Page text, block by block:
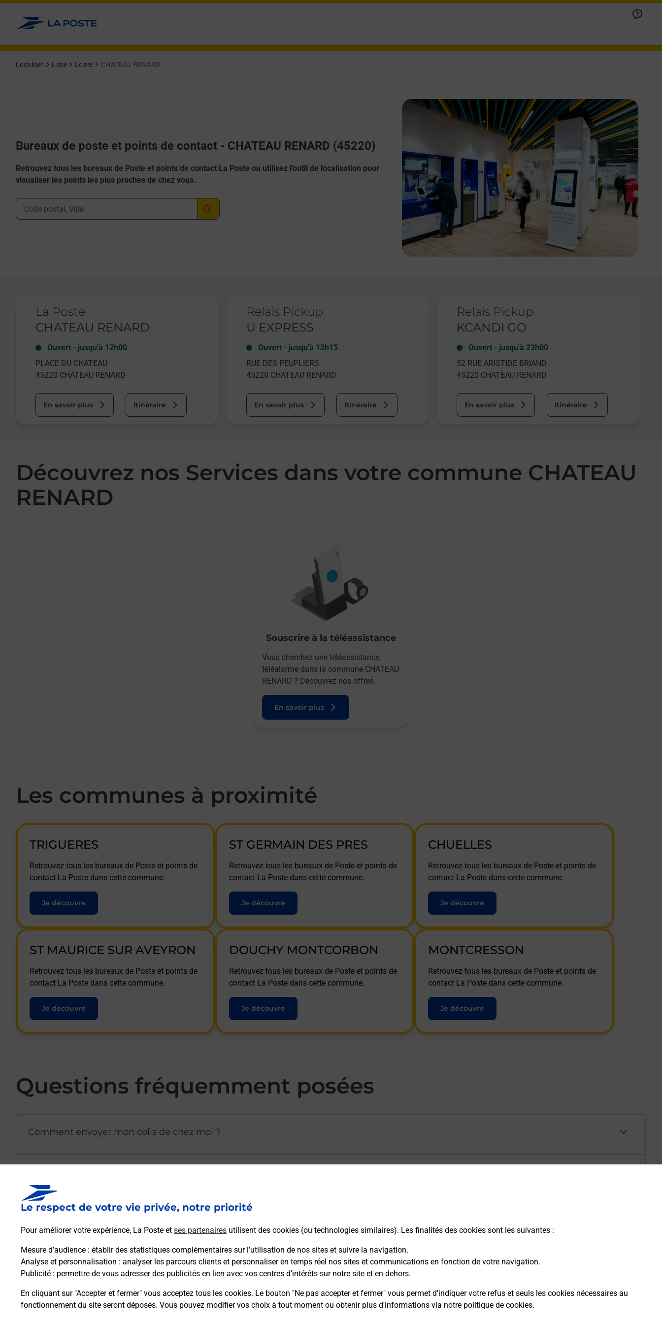
Le respect de votre vie privée, notre priorité
Pour améliorer votre expérience, La Poste et ses partenaires utilisent des cookies (ou technologies similaires). Les finalités des cookies sont les suivantes :
Mesure d’audience : établir des statistiques complémentaires sur l’utilisation de nos sites et suivre la navigation.
Analyse et personnalisation : analyser les parcours clients et personnaliser en temps réel nos sites et communications en fonction de votre navigation.
Publicité : permettre de vous adresser des publicités en lien avec vos centres d’intérêts sur notre site et en dehors.
En cliquant sur "Accepter et fermer" vous acceptez tous les cookies. Le bouton "Ne pas accepter et fermer" vous permet d'indiquer votre refus et seuls les cookies nécessaires au
fonctionnement du site seront déposés. Vous pouvez modifier vos choix à tout moment ou obtenir plus d'informations via notre politique de cookies.
Allez au contenu
Localiser Liste Loiret CHATEAU RENARD
Bureaux de poste et points de contact - CHATEAU RENARD (45220)
Retrouvez tous les bureaux de Poste et points de contact La Poste ou utilisez l'outil de localisation pour
visualiser les points les plus proches de chez vous.
Ville, Département, Code Postal
La Poste
CHATEAU RENARD
Ouvert - jusqu'à 12h00
PLACE DU CHATEAU
45220 CHATEAU RENARD
En savoir plus Itinéraire
Relais Pickup
U EXPRESS
Ouvert- jusqu'à 12h15
RUE DES PEUPLIERS
45220 CHATEAU RENARD
En savoir plus Itinéraire
Relais Pickup
KCANDI GO
Ouvert - jusqu'à 23h00
52 RUE ARISTIDE BRIAND
45220 CHATEAU RENARD
En savoir plus Itinéraire
Découvrez nos Services dans votre commune CHATEAU
RENARD
Souscrire à la téléassistance
Vous cherchez une téléassistance,
téléalarme dans la commune CHATEAU
RENARD ? Découvrez nos offres.
En savoir plus
Les communes à proximité
TRIGUERES
Retrouvez tous les bureaux de Poste et points de
contact La Poste dans cette commune.
Je découvre
ST GERMAIN DES PRES
Retrouvez tous les bureaux de Poste et points de
contact La Poste dans cette commune.
Je découvre
CHUELLES
Retrouvez tous les bureaux de Poste et points de
contact La Poste dans cette commune.
Je découvre
ST MAURICE SUR AVEYRON
Retrouvez tous les bureaux de Poste et points de
contact La Poste dans cette commune.
Je découvre
DOUCHY MONTCORBON
Retrouvez tous les bureaux de Poste et points de
contact La Poste dans cette commune.
Je découvre
MONTCRESSON
Retrouvez tous les bureaux de Poste et points de
contact La Poste dans cette commune.
Je découvre
Questions fréquemment posées
Comment envoyer mon colis de chez moi ?
Afficher ou masquer la réponse
Afficher ou masquer la réponse
Comment demander une modification de livraison ?
Afficher ou masquer la réponse
Comment La Poste participe-t-elle à votre sécurité au quotidien ?
Afficher ou masquer la réponse
Puis-je passer mon code de la route avec La Poste et sous quelles conditions ?
Afficher ou masquer la réponse